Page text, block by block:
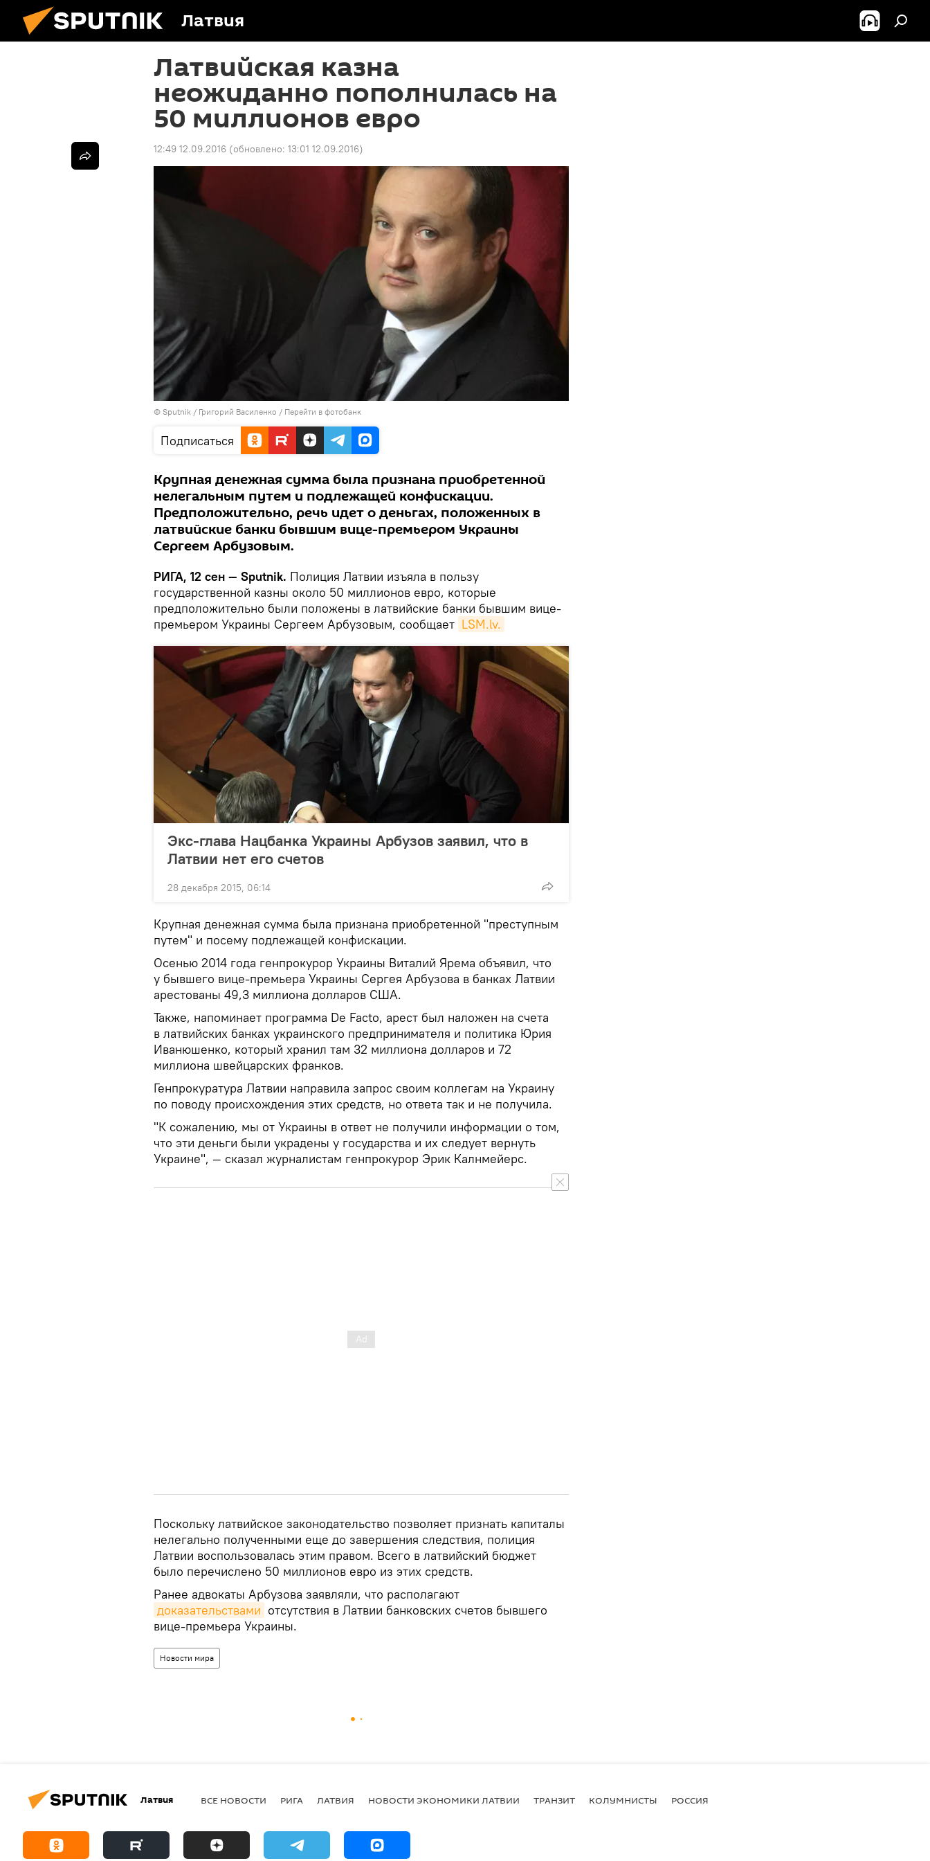
Латвия
Латвийская казна
неожиданно пополнилась на
50 миллионов евро
12:49 12.09.2016 (обновлено: 13:01 12.09.2016)
© Sputnik / Григорий Василенко / Перейти в фотобанк
Подписаться
Крупная денежная сумма была признана приобретенной
нелегальным путем и подлежащей конфискации.
Предположительно, речь идет о деньгах, положенных в
латвийские банки бывшим вице-премьером Украины
Сергеем Арбyзовым.
РИГА, 12 сен — Sputnik. Полиция Латвии изъяла в пользу
государственной казны около 50 миллионов евро, которые
предположительно были положены в латвийские банки бывшим вице-
премьером Украины Сергеем Арбyзовым, сообщает LSM.lv.
Экс-глава Нацбанка Украины Арбузов заявил, что в
Латвии нет его счетов
28 декабря 2015, 06:14
Крупная денежная сумма была признана приобретенной "преступным
путем" и посему подлежащей конфискации.
Осенью 2014 года генпрокурор Украины Виталий Ярема объявил, что
у бывшего вице-премьера Украины Сергея Арбyзова в банках Латвии
арестованы 49,3 миллиона долларов США.
Также, напоминает программа De Facto, арест был наложен на счета
в латвийских банках украинского предпринимателя и политика Юрия
Иванюшенко, который хранил там 32 миллиона долларов и 72
миллиона швейцарских франков.
Генпрокуратура Латвии направила запрос своим коллегам на Украину
по поводу происхождения этих средств, но ответа так и не получила.
"К сожалению, мы от Украины в ответ не получили информации о том,
что эти деньги были украдены у государства и их следует вернуть
Украине", — сказал журналистам генпрокурор Эрик Калнмейерс.
Поскольку латвийское законодательство позволяет признать капиталы
нелегально полученными еще до завершения следствия, полиция
Латвии воспользовалась этим правом. Всего в латвийский бюджет
было перечислено 50 миллионов евро из этих средств.
Ранее адвокаты Арбузова заявляли, что располагают
доказательствами отсутствия в Латвии банковских счетов бывшего
вице-премьера Украины.
Новости мира
Латвия ВСЕ НОВОСТИ РИГА ЛАТВИЯ НОВОСТИ ЭКОНОМИКИ ЛАТВИИ ТРАНЗИТ КОЛУМНИСТЫ РОССИЯ